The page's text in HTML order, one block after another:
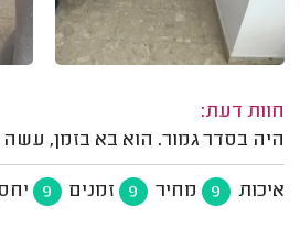
חוות דעת:
היה בסדר גמור. הוא בא בזמן,
איכות 9 מחיר 9 זמנים 9